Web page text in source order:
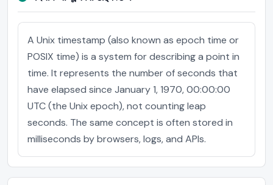
A Unix timestamp (also known as epoch time or
POSIX time) is a system for describing a point in
time. It represents the number of seconds that
have elapsed since January 1, 1970, 00:00:00
UTC (the Unix epoch), not counting leap
seconds. The same concept is often stored in
milliseconds by browsers, logs, and APIs.